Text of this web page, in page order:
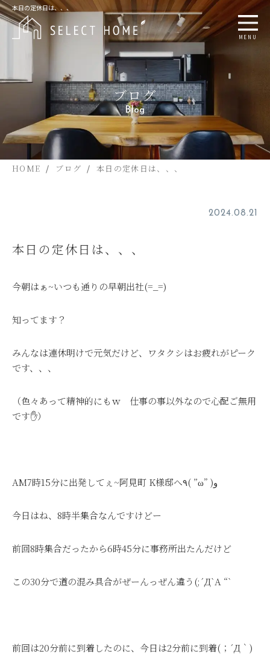
本日の定休日は、、、
MENU
ブログ
Blog
HOME ブログ 本日の定休日は、、、
2024.08.21
本日の定休日は、、、
今朝はぁ~いつも通りの早朝出社(=_=)
知ってます？
みんなは連休明けで元気だけど、ワタクシはお疲れがピーク
です、、、
（色々あって精神的にもｗ 仕事の事以外なので心配ご無用
です✋）
AM7時15分に出発してぇ~阿見町 K様邸へ٩( ”ω” )و
今日はね、8時半集合なんですけどー
前回8時集合だったから6時45分に事務所出たんだけど
この30分で道の混み具合がぜーんっぜん違う(;´Д`A “`
前回は20分前に到着したのに、今日は2分前に到着(；´Д｀)